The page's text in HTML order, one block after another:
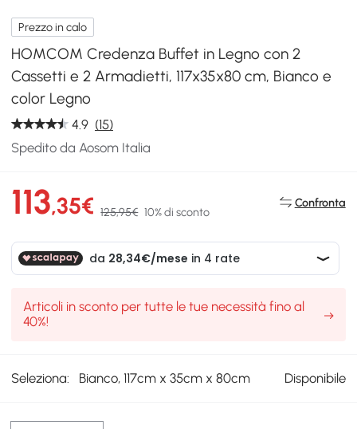
Prezzo in calo
HOMCOM Credenza Buffet in Legno con 2
Cassetti e 2 Armadietti, 117x35x80 cm, Bianco e
color Legno
4.9 (15)
Spedito da Aosom Italia
113,35€ 125,95€ 10% di sconto
Confronta
Articoli in sconto per tutte le tue necessità fino al
40%!
Seleziona: Bianco, 117cm x 35cm x 80cm Disponibile